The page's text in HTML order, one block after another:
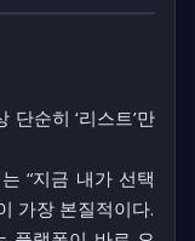
순히 ‘리스트’만
는“지금 내가 선택
가장 본질적이다.